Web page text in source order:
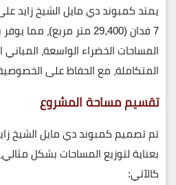
يمتدكمبوند دي مايل الشيخ زايد
7 فدان (29,400 متر مربع)
، مما
المساحات الخضراء الواسعة،
المتكاملة، مع الحفاظ على
تقسيم مساحة المشروع
تم تصميمكمبوند دي مايل الشيخ
بعناية لتوزيع المساحات بشكل
كالآتي: